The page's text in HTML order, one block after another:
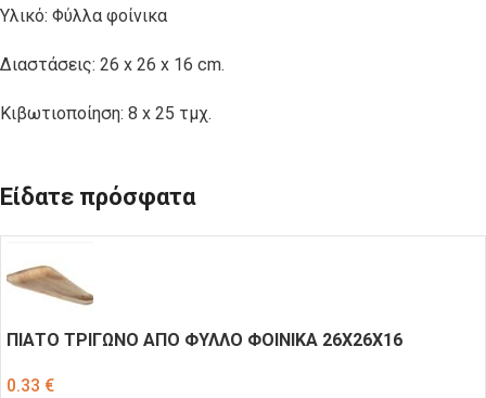
Υλικό: Φύλλα φοίνικα
Διαστάσεις: 26 x 26 x 16 cm.
Κιβωτιοποίηση: 8 x 25 τμχ.
Είδατε πρόσφατα
ΠΙΑΤΟ ΤΡΙΓΩΝΟ ΑΠΟ ΦΥΛΛΟ ΦΟΙΝΙΚΑ 26Χ26Χ16
0.33 €